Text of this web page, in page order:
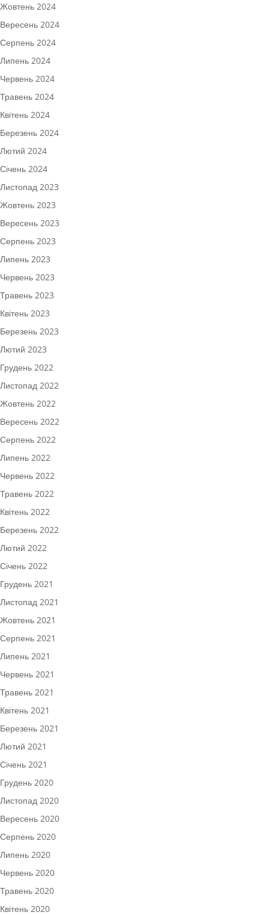
Жовтень 2024
Вересень 2024
Серпень 2024
Липень 2024
Червень 2024
Травень 2024
Квітень 2024
Березень 2024
Лютий 2024
Січень 2024
Листопад 2023
Жовтень 2023
Вересень 2023
Серпень 2023
Липень 2023
Червень 2023
Травень 2023
Квітень 2023
Березень 2023
Лютий 2023
Грудень 2022
Листопад 2022
Жовтень 2022
Вересень 2022
Серпень 2022
Липень 2022
Червень 2022
Травень 2022
Квітень 2022
Березень 2022
Лютий 2022
Січень 2022
Грудень 2021
Листопад 2021
Жовтень 2021
Серпень 2021
Липень 2021
Червень 2021
Травень 2021
Квітень 2021
Березень 2021
Лютий 2021
Січень 2021
Грудень 2020
Листопад 2020
Вересень 2020
Серпень 2020
Липень 2020
Червень 2020
Травень 2020
Квітень 2020